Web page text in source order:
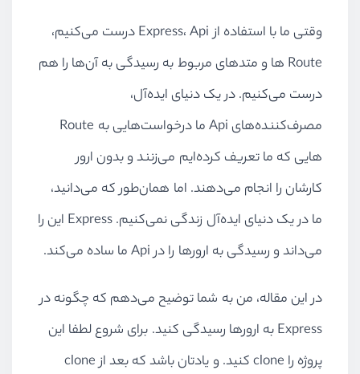
وقتی ما با استفاده از Express، Api درست می‌کنیم،
Route ها و متد‌های مربوط به رسیدگی به آن‌ها را هم
درست می‌کنیم. در یک دنیای ایده‌آل،
مصرف‌کننده‌های Api ما درخواست‌هایی به Route
هایی که ما تعریف کرده‌ایم می‌زنند و بدون ارور
کار‌شان را انجام می‌دهند. اما همان‌طور که می‌دانید،
ما در یک دنیای ایده‌آل زندگی نمی‌کنیم. Express این را
می‌داند و رسیدگی به ارور‌ها را در Api ما ساده می‌کند.
در این مقاله، من به شما توضیح می‌دهم که چگونه در
Express به ارور‌ها رسیدگی کنید. برای شروع لطفا این
پروژه را clone کنید. و یادتان باشد که بعد از clone